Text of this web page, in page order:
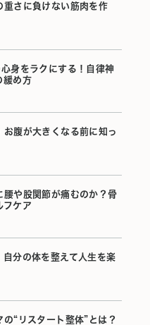
重さに負けない筋肉を作
身をラクにする！自律神
緩め方
腹が大きくなる前に知っ
腰や股関節が痛むのか？骨
フケア
自分の体を整えて人生を楽
の“リスタート整体”とは？